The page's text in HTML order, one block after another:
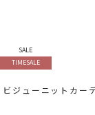
SALE
TIMESALE
ビジューニットカー